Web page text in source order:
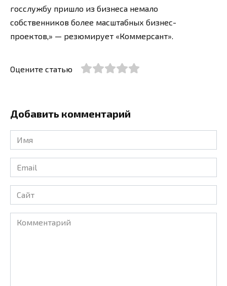
госслужбу пришло из бизнеса немало
собственников более масштабных бизнес-
проектов,» — резюмирует «Коммерсант».
Оцените статью
Добавить комментарий
Имя
*
Email
*
Сайт
Комментарий